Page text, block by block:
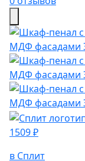
1509 ₽
в Сплит